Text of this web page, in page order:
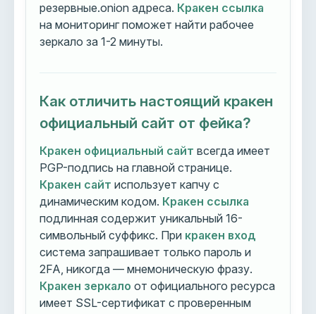
резервные.onion адреса. Кракен ссылка
на мониторинг поможет найти рабочее
зеркало за 1-2 минуты.
Как отличить настоящий кракен
официальный сайт от фейка?
Кракен официальный сайт всегда имеет
PGP-подпись на главной странице.
Кракен сайт использует капчу с
динамическим кодом. Кракен ссылка
подлинная содержит уникальный 16-
символьный суффикс. При кракен вход
система запрашивает только пароль и
2FA, никогда — мнемоническую фразу.
Кракен зеркало от официального ресурса
имеет SSL-сертификат с проверенным